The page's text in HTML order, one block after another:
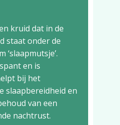
kruid dat in de
staat onder de
‘slaapmutsje’.
en is
bij het
slaapbereidheid en
van een
nachtrust.